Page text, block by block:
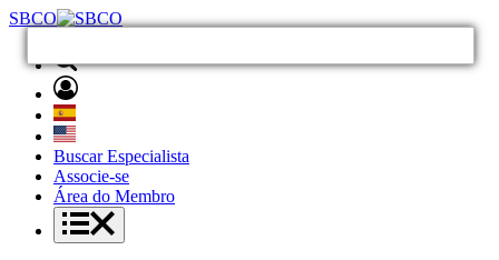
SBCO
Buscar Especialista
Associe-se
Área do Membro